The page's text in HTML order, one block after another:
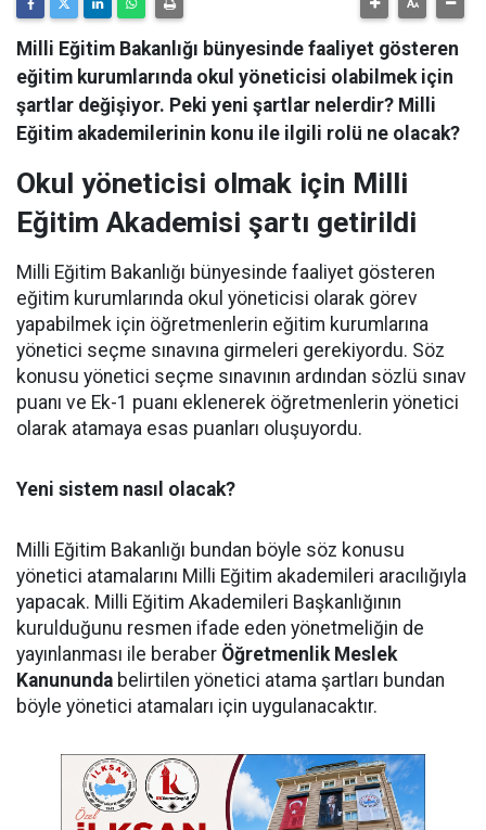
Milli Eğitim Bakanlığı bünyesinde faaliyet gösteren
eğitim kurumlarında okul yöneticisi olabilmek için
şartlar değişiyor. Peki yeni şartlar nelerdir? Milli
Eğitim akademilerinin konu ile ilgili rolü ne olacak?
Okul yöneticisi olmak için Milli
Eğitim Akademisi şartı getirildi
Milli Eğitim Bakanlığı bünyesinde faaliyet gösteren
eğitim kurumlarında okul yöneticisi olarak görev
yapabilmek için öğretmenlerin eğitim kurumlarına
yönetici seçme sınavına girmeleri gerekiyordu. Söz
konusu yönetici seçme sınavının ardından sözlü sınav
puanı ve Ek-1 puanı eklenerek öğretmenlerin yönetici
olarak atamaya esas puanları oluşuyordu.
Yeni sistem nasıl olacak?
Milli Eğitim Bakanlığı bundan böyle söz konusu
yönetici atamalarını Milli Eğitim akademileri aracılığıyla
yapacak. Milli Eğitim Akademileri Başkanlığının
kurulduğunu resmen ifade eden yönetmeliğin de
yayınlanması ile beraber Öğretmenlik Meslek
Kanununda belirtilen yönetici atama şartları bundan
böyle yönetici atamaları için uygulanacaktır.